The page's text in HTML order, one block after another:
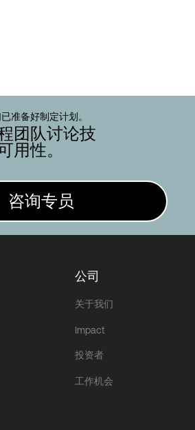
准备好制定计划。
团队讨论技
用性。
咨询专员
公司
关于我们
Impact
投资者
工作机会